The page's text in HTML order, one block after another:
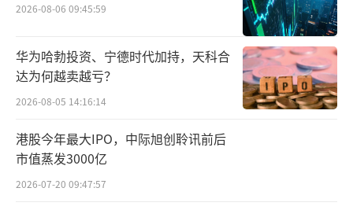
2026-08-06 09:45:59
华为哈勃投资、宁德时代加持，天科合
达为何越卖越亏？
2026-08-05 14:16:14
港股今年最大IPO，中际旭创聆讯前后
市值蒸发3000亿
2026-07-20 09:47:57